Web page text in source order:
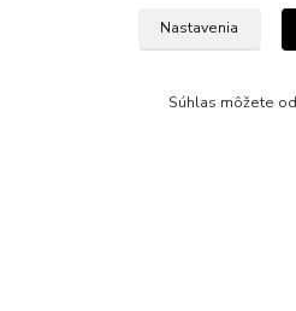
Nastavenia
Súhlas môžete